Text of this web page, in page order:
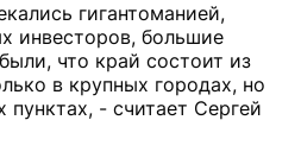
гигантоманией,
инвесторов, большие
что край состоит из
в крупных городах, но
пунктах, - считает Сергей